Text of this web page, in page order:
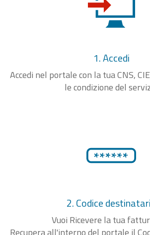
1. Accedi
Accedi nel portale con la tua CNS,
le condizione del
2. Codice
Vuoi Ricevere la tua
Recupera all'interno del portale il